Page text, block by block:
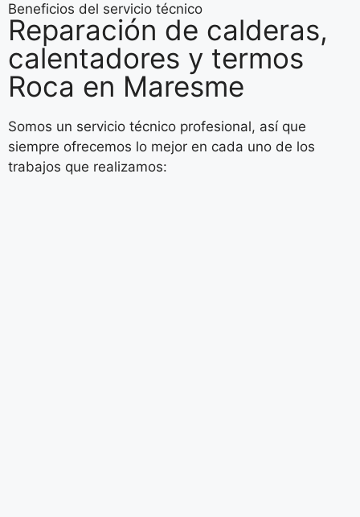
Beneficios del servicio técnico
Reparación de calderas,
calentadores y termos
Roca en Maresme
Somos un servicio técnico profesional, así que
siempre ofrecemos lo mejor en cada uno de los
trabajos que realizamos: